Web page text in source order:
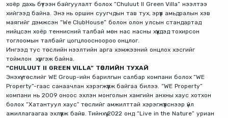
хоёр дахь бүтээн байгуулалт болох “Chuluut II Green Villa” нээлтээ
хийгээд байна. Энэ нь оршин суугчдын тав тух, эрүүл амьдралын хэв
маягийг дэмжсэн “We ClubHouse” болон олон улсын стандартад
нийцсэн хоёр теннисний талбай мөн нас насны хүүхдэд тохирсон
тоглоомын талбайг цогцлоосноороо онцлог.
Ингээд тус төслийн нээлтийн арга хэмжээний онцлох хэсгийг
тоймлон хүргэж байна.
“CHULUUT II GREEN VILLA” ТӨСЛИЙН ТУХАЙ
Энэхүү төслийг WE Group-ийн барилгын салбар компани болох “WE
Property”-гаас санаачлан хэрэгжүүлж байгаа билээ. “WE Property”
компани нь 2009 оноос эхлэн монголын хамгийн анхны хаус хотхон
болох “Хатантуул хаус” төслийг амжилттай хэрэгжүүлснээр үйл
ажиллагаагаа эхлүүлж байв. Тийнхүү 2022 онд “Live in the Nature” уриан